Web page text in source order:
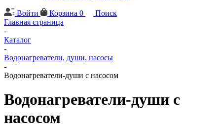
Войти Корзина 0
Поиск
Главная страница
-
Каталог
-
Водонагреватели, души, насосы
-
Водонагреватели-души с насосом
Водонагреватели-души с
насосом